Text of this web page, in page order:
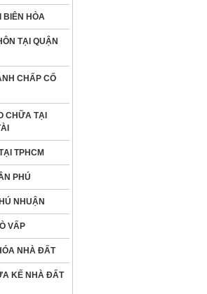
BIÊN HÒA
TẠI QUẬN
CHẤP CỐ
CHỮA TẠI
TPHCM
PHÚ
NHUẬN
VẤP
NHÀ ĐẤT
KẾ NHÀ ĐẤT